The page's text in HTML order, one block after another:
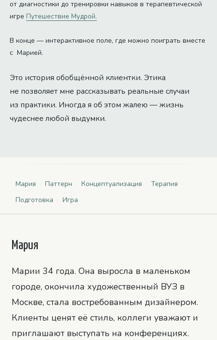
от диагностики до тренировки навыков в терапевтической
игре Путешествие Мудрой.
В конце — интерактивное поле, где можно поиграть вместе
с Марией.
Это история обобщённой клиентки. Этика
не позволяет мне рассказывать реальные случаи
из практики. Иногда я об этом жалею — жизнь
чудеснее любой выдумки.
Мария · Паттерн · Концептуализация · Терапия ·
Подготовка · Игра
Мария
Марии 34 года. Она выросла в маленьком
городе, окончила художественный ВУЗ в
Москве, стала востребованным дизайнером.
Клиенты ценят её стиль, коллеги уважают и
приглашают выступать на конференциях.